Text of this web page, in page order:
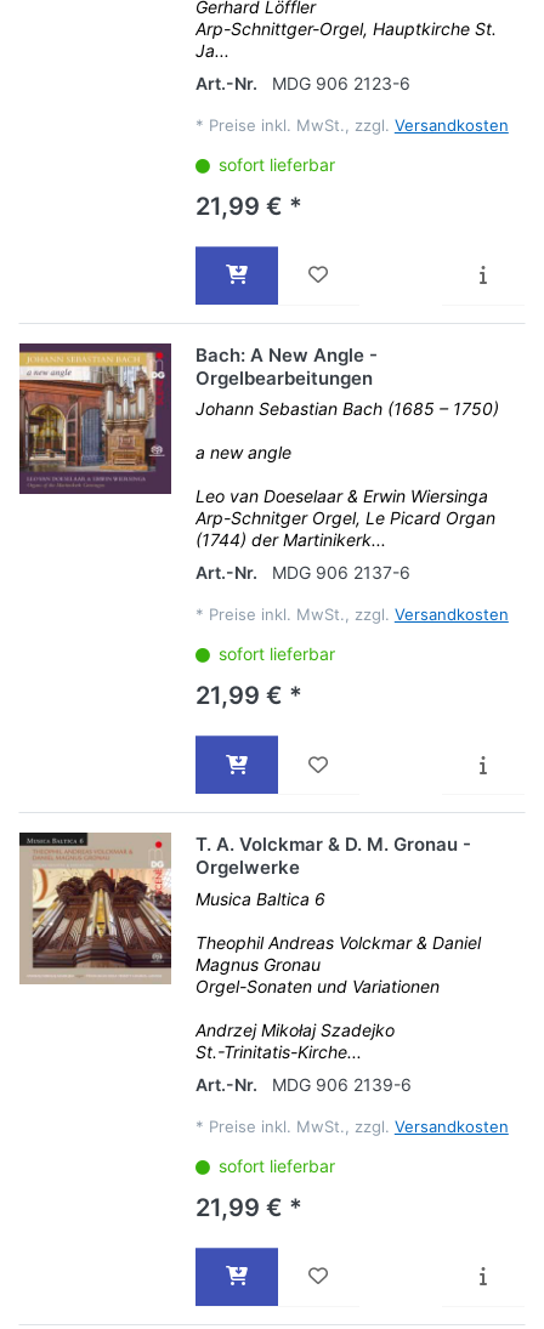
Gerhard Löffler
Arp-Schnittger-Orgel, Hauptkirche St.
Ja...
Art.-Nr.
MDG 906 2123-6
* Preise inkl. MwSt., zzgl. Versandkosten
sofort lieferbar
21,99 € *
Bach: A New Angle -
Orgelbearbeitungen
Johann Sebastian Bach (1685 – 1750)
a new angle
Leo van Doeselaar & Erwin Wiersinga
Arp-Schnitger Orgel, Le Picard Organ
(1744) der Martinikerk...
Art.-Nr.
MDG 906 2137-6
* Preise inkl. MwSt., zzgl. Versandkosten
sofort lieferbar
21,99 € *
T. A. Volckmar & D. M. Gronau -
Orgelwerke
Musica Baltica 6
Theophil Andreas Volckmar & Daniel
Magnus Gronau
Orgel-Sonaten und Variationen
Andrzej Mikołaj Szadejko
St.-Trinitatis-Kirche...
Art.-Nr.
MDG 906 2139-6
* Preise inkl. MwSt., zzgl. Versandkosten
sofort lieferbar
21,99 € *